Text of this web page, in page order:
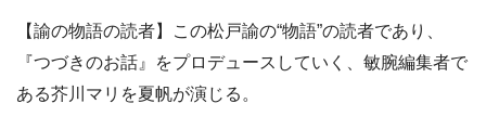
【諭の物語の読者】この松戸諭の“物語”の読者であり、
『つづきのお話』をプロデュースしていく、敏腕編集者で
ある芥川マリを夏帆が演じる。